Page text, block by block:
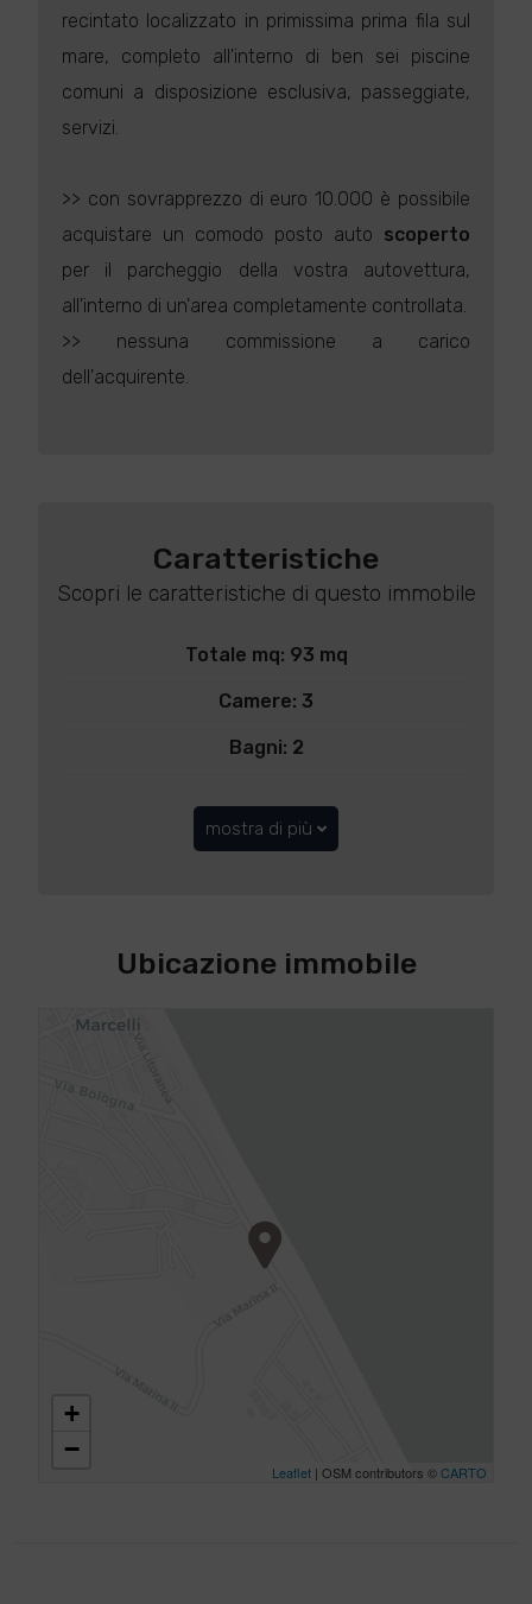
recintato localizzato in primissima prima fila sul
mare, completo all'interno di ben sei piscine
comuni a disposizione esclusiva, passeggiate,
servizi.
>> con sovrapprezzo di euro 10.000 è possibile
acquistare un comodo posto auto scoperto
per il parcheggio della vostra autovettura,
all'interno di un'area completamente controllata.
>> nessuna commissione a carico
dell'acquirente.
Caratteristiche
Scopri le caratteristiche di questo immobile
Totale mq: 93 mq
Camere: 3
Bagni: 2
mostra di più
Ubicazione immobile
+
−
Leaflet| OSM contributors ©CARTO